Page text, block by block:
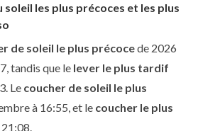
soleil les plus précoces et les plus
de soleil le plus précocede 2026
tandis que le lever le plus tardif
Le coucher de soleil le plus
à 16:55, et le coucher le plus